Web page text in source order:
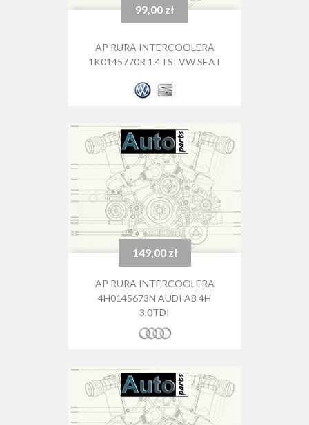
Cena99,00 zł
AP RURA INTERCOOLERA
1K0145770R 1.4TSI VW SEAT
Cena149,00 zł
AP RURA INTERCOOLERA
4H0145673N AUDI A8 4H
3,0TDI